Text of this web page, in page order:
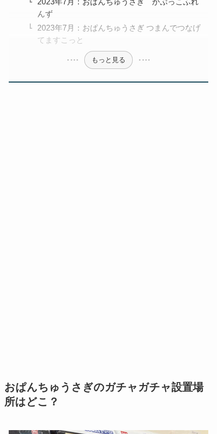
んず
2023年7月：おぱんちゅうさぎ つまんでつなげ
てますこっと
もっと見る
おぱんちゅうさぎのガチャガチャ設置場
所はどこ？